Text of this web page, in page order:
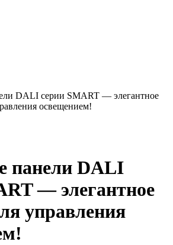
DALI серии SMART — элегантное
освещением!
панели DALI
— элегантное
управления